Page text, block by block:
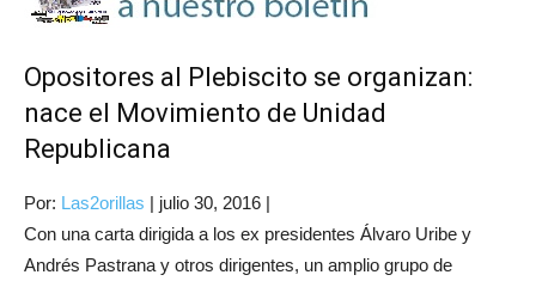
Opositores al Plebiscito se organizan:
nace el Movimiento de Unidad
Republicana
Por: Las2orillas | julio 30, 2016 |
Con una carta dirigida a los ex presidentes Álvaro Uribe y
Andrés Pastrana y otros dirigentes, un amplio grupo de